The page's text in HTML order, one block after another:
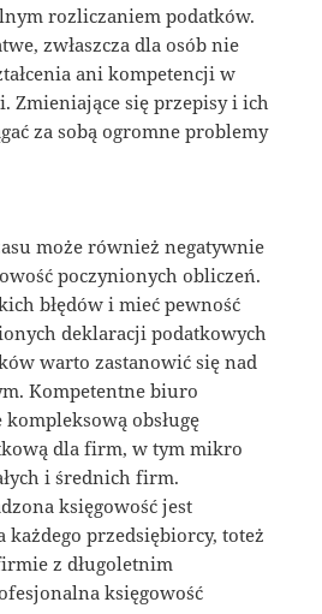
rozliczaniem podatków.
zwłaszcza dla osób nie
ani kompetencji w
Zmieniające się przepisy i ich
za sobą ogromne problemy
może również negatywnie
poczynionych obliczeń.
błędów i mieć pewność
deklaracji podatkowych
warto zastanowić się nad
Kompetentne biuro
obsługę
dla firm, w tym mikro
i średnich firm.
księgowość jest
przedsiębiorcy, toteż
z długoletnim
księgowość